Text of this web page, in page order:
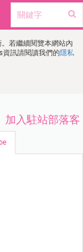
若繼續閱覽本網站內
訊請閱讀我們的隱私
加入駐站部落客